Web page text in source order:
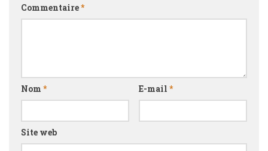
Commentaire*
Nom * E-mail *
Site web